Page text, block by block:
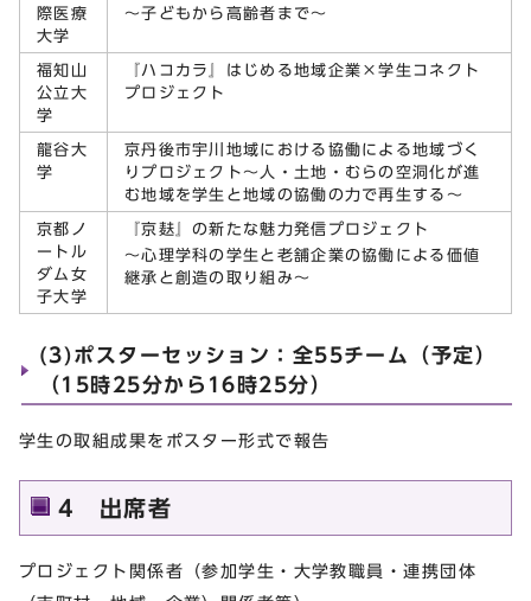
際医療
大学
～子どもから高齢者まで～
福知山
公立大
学
『ハコカラ』はじめる地域企業×学生コネクト
プロジェクト
龍谷大
学
京丹後市宇川地域における協働による地域づく
りプロジェクト～人・土地・むらの空洞化が進
む地域を学生と地域の協働の力で再生する～
京都ノ
ートル
ダム女
子大学
『京麸』の新たな魅力発信プロジェクト
～心理学科の学生と老舗企業の協働による価値
継承と創造の取り組み～
(3)ポスターセッション：全55チーム（予定）
（15時25分から16時25分）
学生の取組成果をポスター形式で報告
4 出席者
プロジェクト関係者（参加学生・大学教職員・連携団体